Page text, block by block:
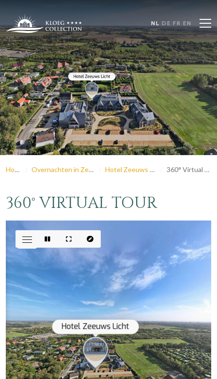
NL DE FR EN
Home Overnachten in Zeeland Hotel Zeeuws Licht 360° Virtual Tour
360° VIRTUAL TOUR